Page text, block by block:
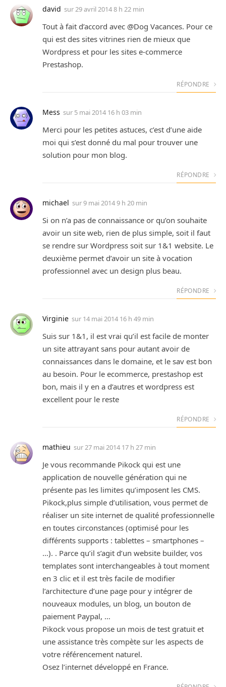
david sur29 avril 2014 8 h 22 min
Tout à fait d’accord avec @Dog Vacances. Pour ce
qui est des sites vitrines rien de mieux que
Wordpress et pour les sites e-commerce
Prestashop.
RÉPONDRE
Mess sur 5 mai 2014 16 h 03 min
Merci pour les petites astuces, c’est d’une aide
moi qui s’est donné du mal pour trouver une
solution pour mon blog.
RÉPONDRE
michael sur9 mai 2014 9 h 20 min
Si on n’a pas de connaissance or qu’on souhaite
avoir un site web, rien de plus simple, soit il faut
se rendre sur Wordpress soit sur 1&1 website. Le
deuxième permet d’avoir un site à vocation
professionnel avec un design plus beau.
RÉPONDRE
Virginie sur 14 mai 2014 16 h 49 min
Suis sur 1&1, il est vrai qu’il est facile de monter
un site attrayant sans pour autant avoir de
connaissances dans le domaine, et le sav est bon
au besoin. Pour le ecommerce, prestashop est
bon, mais il y en a d’autres et wordpress est
excellent pour le reste
RÉPONDRE
mathieu sur27 mai 2014 17 h 27 min
Je vous recommande Pikock qui est une
application de nouvelle génération qui ne
présente pas les limites qu’imposent les CMS.
Pikock,plus simple d’utilisation, vous permet de
réaliser un site internet de qualité professionnelle
en toutes circonstances (optimisé pour les
différents supports : tablettes – smartphones –
…). . Parce qu’il s’agit d’un website builder, vos
templates sont interchangeables à tout moment
en 3 clic et il est très facile de modifier
l’architecture d’une page pour y intégrer de
nouveaux modules, un blog, un bouton de
paiement Paypal, …
Pikock vous propose un mois de test gratuit et
une assistance très compète sur les aspects de
votre référencement naturel.
Osez l’internet développé en France.